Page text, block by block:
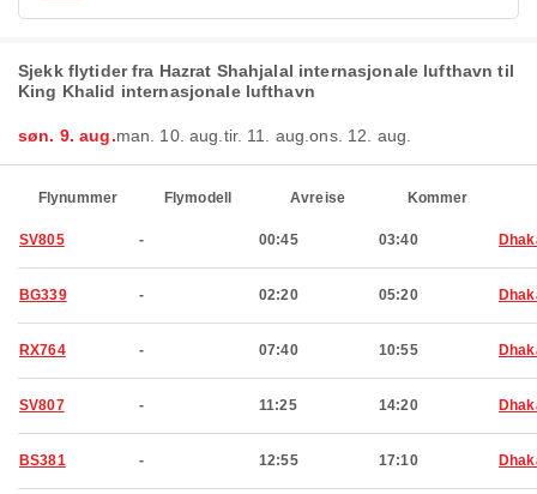
Sjekk flytider fra Hazrat Shahjalal internasjonale lufthavn til
King Khalid internasjonale lufthavn
søn. 9. aug.man. 10. aug. tir. 11. aug.ons. 12. aug.
Flynummer Flymodell Avreise Kommer
SV805 - 00:45 03:40
BG339 - 02:20 05:20
RX764 - 07:40 10:55
SV807 - 11:25 14:20
BS381 - 12:55 17:10